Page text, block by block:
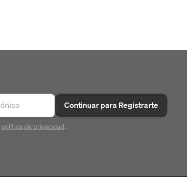
Continuar para Registrarte
política de privacidad.